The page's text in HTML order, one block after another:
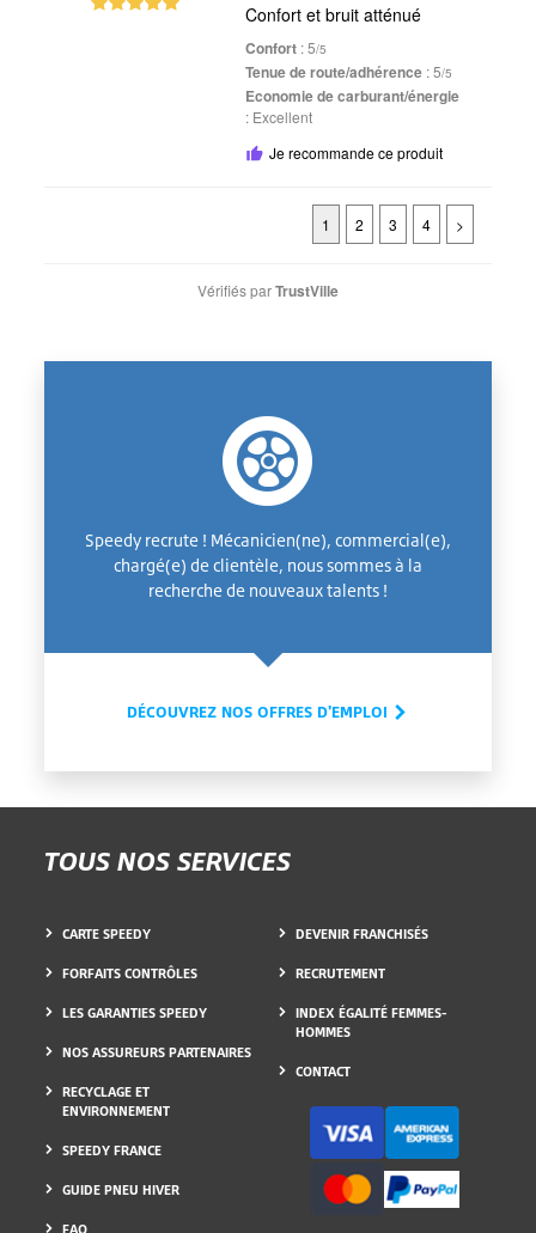
Confort et bruit atténué
Confort : 5/5
Tenue de route/adhérence : 5/5
Economie de carburant/énergie
: Excellent
Je recommande ce produit
1 2 3 4 >
Vérifiés parTrustVille
Speedy recrute ! Mécanicien(ne), commercial(e),
chargé(e) de clientèle, nous sommes à la
recherche de nouveaux talents !
DÉCOUVREZ NOS OFFRES D'EMPLOI
TOUS NOS SERVICES
CARTE SPEEDY
FORFAITS CONTRÔLES
LES GARANTIES SPEEDY
NOS ASSUREURS PARTENAIRES
RECYCLAGE ET
ENVIRONNEMENT
SPEEDY FRANCE
GUIDE PNEU HIVER
DEVENIR FRANCHISÉS
RECRUTEMENT
INDEX ÉGALITÉ FEMMES-
HOMMES
CONTACT